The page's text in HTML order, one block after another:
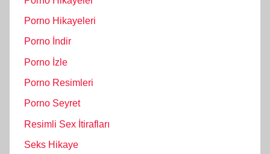
Porno Hikayeleri
Porno İndir
Porno İzle
Porno Resimleri
Porno Seyret
Resimli Sex İtirafları
Seks Hikaye